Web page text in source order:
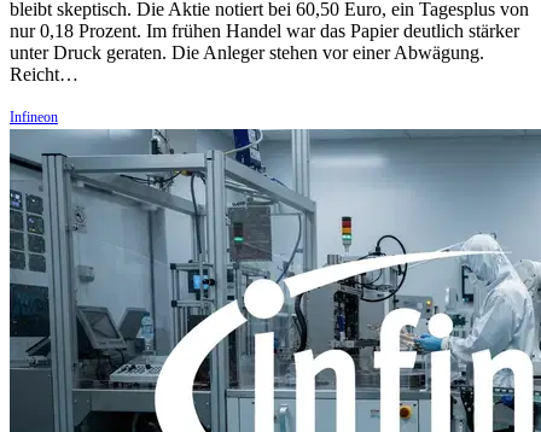
bleibt skeptisch. Die Aktie notiert bei 60,50 Euro, ein Tagesplus von
nur 0,18 Prozent. Im frühen Handel war das Papier deutlich stärker
unter Druck geraten. Die Anleger stehen vor einer Abwägung.
Reicht…
Infineon